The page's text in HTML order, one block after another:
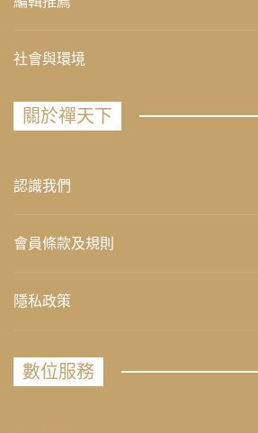
社會與環境
關於禪天下
認識我們
會員條款及規則
隱私政策
數位服務